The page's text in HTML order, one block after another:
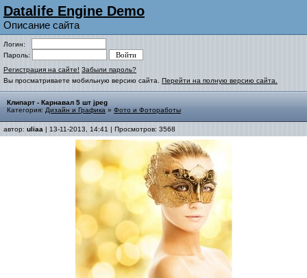
Datalife Engine Demo
Описание сайта
Логин:
Пароль:
Регистрация на сайте! Забыли пароль?
Вы просматриваете мобильную версию сайта. Перейти на полную версию сайта.
Клипарт - Карнавал 5 шт jpeg
Категория: Дизайн и Графика » Фото и Фотоработы
автор: uliaa | 13-11-2013, 14:41 | Просмотров: 3568